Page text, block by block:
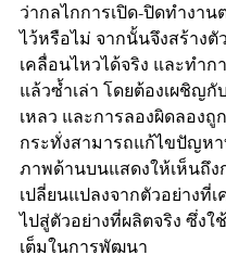
ว่ากลไกการเปิด-ปิดทำงา
ไว้หรือไม่ จากนั้นจึงสร้างตั
เคลื่อนไหวได้จริง และทำก
แล้วซ้ำเล่า โดยต้องเผชิญกั
เหลว และการลองผิดลองถู
กระทั่งสามารถแก้ไขปัญห
ภาพด้านบนแสดงให้เห็นถึง
เปลี่ยนแปลงจากตัวอย่างที่
ไปสู่ตัวอย่างที่ผลิตจริง ซึ่งใ
เต็มในการพัฒนา